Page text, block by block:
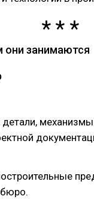
они занимаются